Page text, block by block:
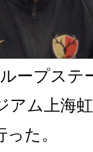
ープステ
アム上海
た。